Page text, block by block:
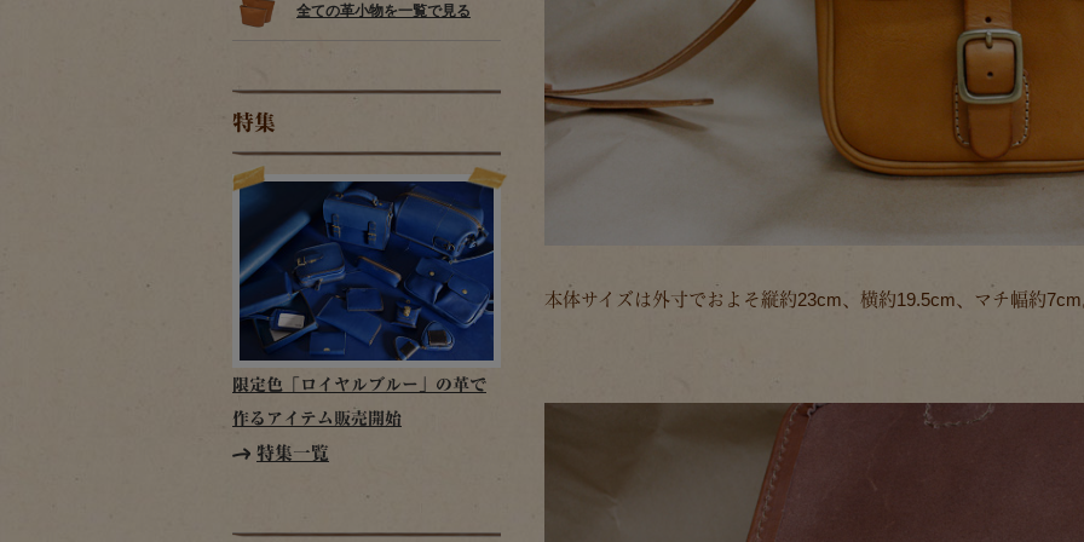
全ての革小物を一覧で見る
特集
限定色「ロイヤルブルー」の革で
作るアイテム販売開始
特集一覧
本体サイズは外寸でおよそ縦約23cm、横約19.5cm、マチ幅約